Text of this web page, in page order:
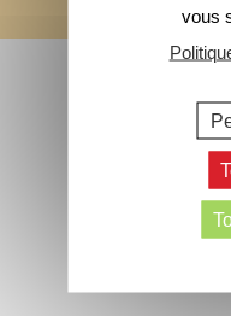
>
vous